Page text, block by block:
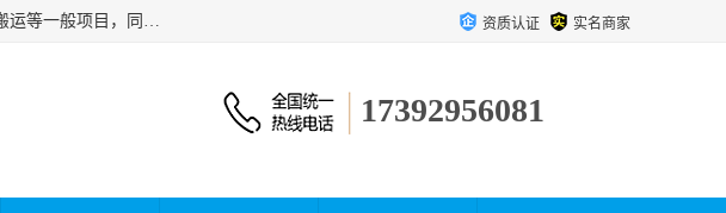
西安福鸿祥物流有限公司成立于2021年，位于陕西省西安市灞桥区，公司主要从事国内货物运输代理、装卸搬运等一般项目，同时具备道路货物运输（不含危险货物）的许可资质。凭借专业的物流服务和*的运输能力，公司致力于为客户提供安全、可靠的物流解决方案，满足多样化的运输需求，助力企业*运营。 资质认证 实名商家
17392956081